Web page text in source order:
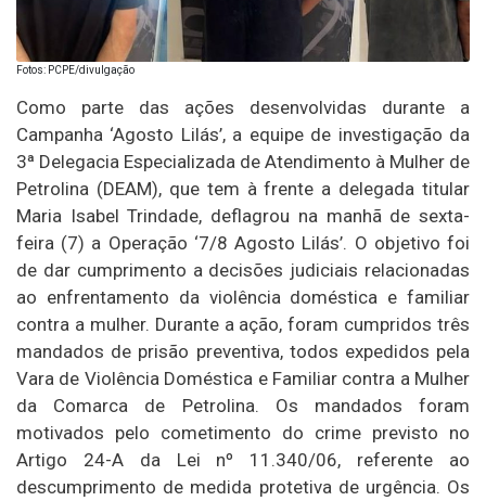
Fotos: PCPE/divulgação
Como parte das ações desenvolvidas durante a
Campanha ‘Agosto Lilás’, a equipe de investigação da
3ª Delegacia Especializada de Atendimento à Mulher de
Petrolina (DEAM), que tem à frente a delegada titular
Maria Isabel Trindade, deflagrou na manhã de sexta-
feira (7) a Operação ‘7/8 Agosto Lilás’. O objetivo foi
de dar cumprimento a decisões judiciais relacionadas
ao enfrentamento da violência doméstica e familiar
contra a mulher. Durante a ação, foram cumpridos três
mandados de prisão preventiva, todos expedidos pela
Vara de Violência Doméstica e Familiar contra a Mulher
da Comarca de Petrolina. Os mandados foram
motivados pelo cometimento do crime previsto no
Artigo 24-A da Lei nº 11.340/06, referente ao
descumprimento de medida protetiva de urgência. Os